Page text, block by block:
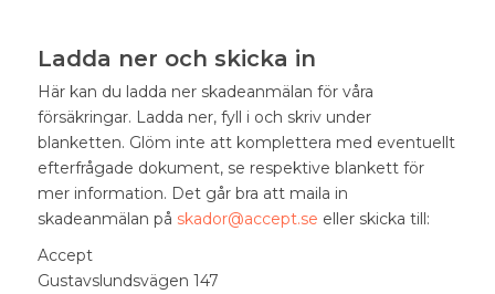
Ladda ner och skicka in
Här kan du ladda ner skadeanmälan för våra
försäkringar. Ladda ner, fyll i och skriv under
blanketten. Glöm inte att komplettera med eventuellt
efterfrågade dokument, se respektive blankett för
mer information. Det går bra att maila in
skadeanmälan på skador@accept.se eller skicka till:
Accept
Gustavslundsvägen 147